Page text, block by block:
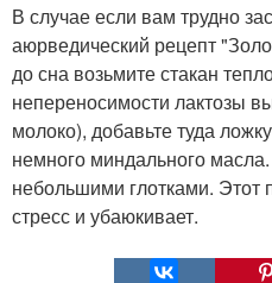
В случае если вам трудно
аюрведический рецепт
до сна возьмите стакан
непереносимости лактозы
молоко), добавьте туда
немного миндального
небольшими глотками. Этот
стресс и убаюкивает.